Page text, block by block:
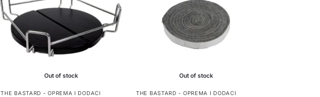
Out of stock
THE BASTARD - OPREMA I DODACI
Out of stock
THE BASTARD - OPREMA I DODACI